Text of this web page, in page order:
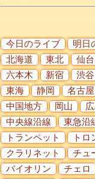
今日のライブ 明日
北海道
東北 仙台
六本木
新宿 渋谷
東海
静岡 名古屋
中国地方
岡山
中央線沿線
東急沿
トランペット
トロ
クラリネット
チュ
バイオリン
チェロ